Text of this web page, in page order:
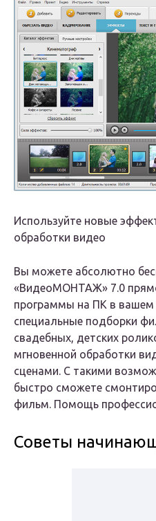
Используйте новые
обработки видео
Вы можете абсолютно
«ВидеоМОНТАЖ» 7.0
программы на ПК в вашем
специальные подборки
свадебных, детских
мгновенной обработки
сценами. С такими
быстро сможете
фильм. Помощь
Советы